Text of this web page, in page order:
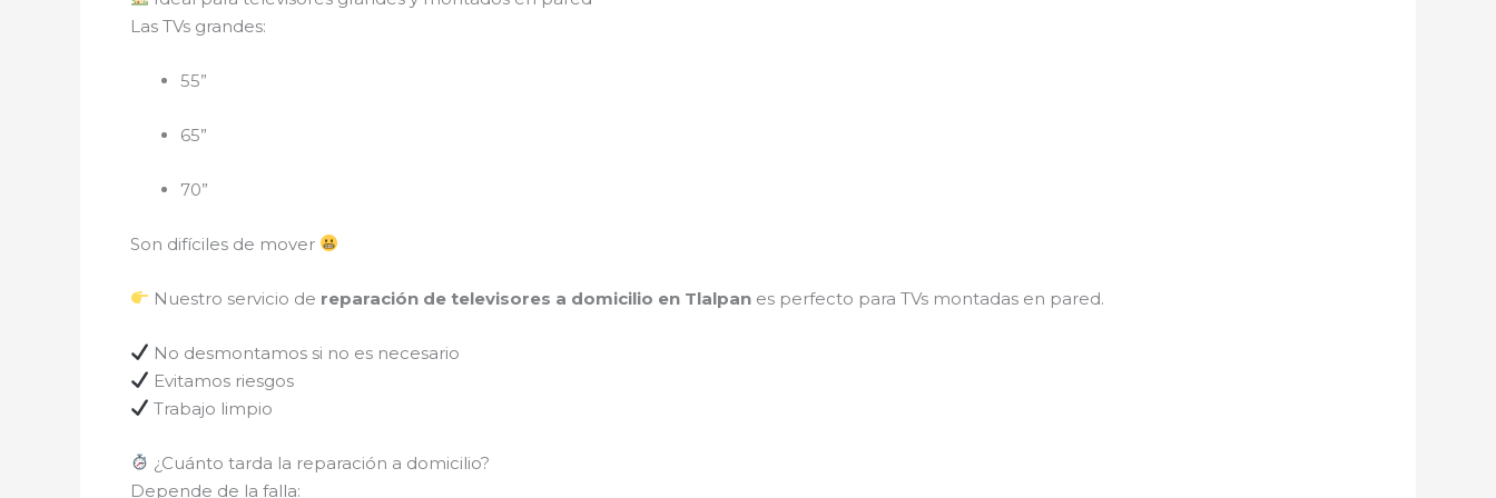
Las TVs grandes:
55”
65”
70”
Son difíciles de mover
Nuestro servicio de reparación de televisores a domicilio en Tlalpan es perfecto para TVs montadas en pared.
No desmontamos si no es necesario
Evitamos riesgos
Trabajo limpio
¿Cuánto tarda la reparación a domicilio?
Depende de la falla: